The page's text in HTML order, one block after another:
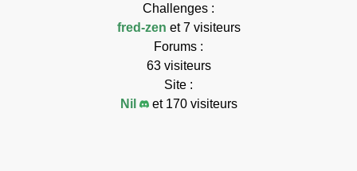
Challenges :
fred-zen et 7 visiteurs
Forums :
63 visiteurs
Site :
Nil
et 170 visiteurs